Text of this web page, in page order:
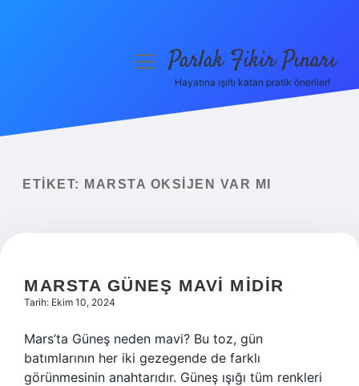
Yasal Uyarı
menüyüParlak Fikir Pınarı
Hayatına ışıltı katan pratik öneriler!
ETIKET: MARSTA OKSIJEN VAR MI
MARSTA GÜNEŞ MAVI MIDIR
Tarih: Ekim 10, 2024
Mars’ta Güneş neden mavi? Bu toz, gün
batımlarının her iki gezegende de farklı
görünmesinin anahtarıdır. Güneş ışığı tüm renkleri